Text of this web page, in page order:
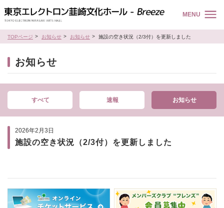
MENU
TOPページ お知らせ お知らせ 施設の空き状況（2/3付）を更新しました
お知らせ
すべて 速報 お知らせ
2026年2月3日
施設の空き状況（2/3付）を更新しました